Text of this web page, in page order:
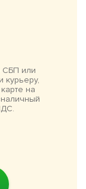
СБП или
курьеру,
на